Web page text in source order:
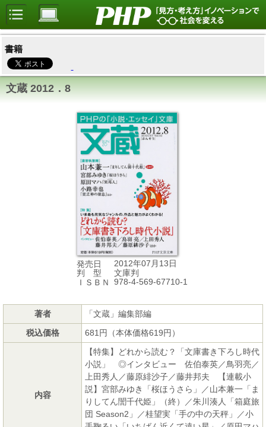
書籍
文蔵 2012．8
発売日
2012年07月13日
判 型
文庫判
ＩＳＢＮ
978-4-569-67710-1
著者
「文蔵」編集部編
税込価格
681円（本体価格619円）
内容
【特集】どれから読む？「文庫書き下ろし時代
小説」 ◎インタビュー 佐伯泰英／鳥羽亮／
上田秀人／藤原緋沙子／藤井邦夫 【連載小
説】宮部みゆき「桜ほうさら」／山本兼一「ま
りしてん誾千代姫」（終）／朱川湊人「箱庭旅
団 Season2」／桂望実「手の中の天秤」／小